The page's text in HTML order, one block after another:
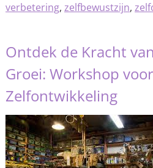
verbetering, zelfbewustzijn,
Ontdek de Kracht
Groei: Workshop voor
Zelfontwikkeling